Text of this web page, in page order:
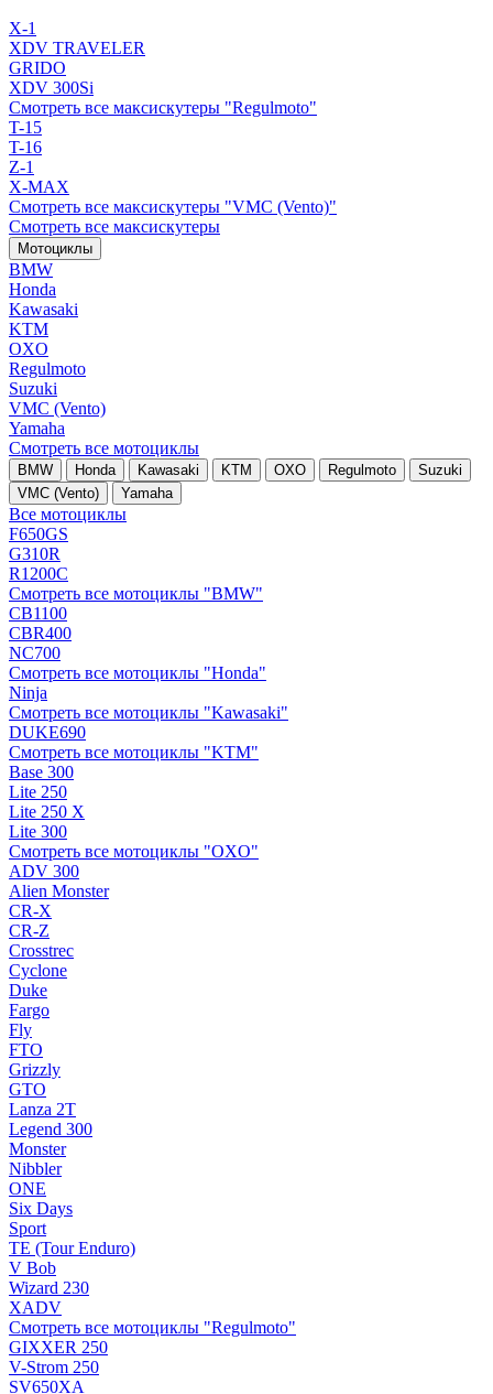
X-1
XDV TRAVELER
GRIDO
XDV 300Si
Смотреть все максискутеры "Regulmoto"
T-15
T-16
Z-1
X-MAX
Смотреть все максискутеры "VMC (Vento)"
Смотреть все максискутеры
Мотоциклы
BMW
Honda
Kawasaki
KTM
OXO
Regulmoto
Suzuki
VMC (Vento)
Yamaha
Смотреть все мотоциклы
BMW Honda Kawasaki KTM OXO Regulmoto
Suzuki
VMC (Vento)
Yamaha
Все мотоциклы
F650GS
G310R
R1200C
Смотреть все мотоциклы "BMW"
CB1100
CBR400
NC700
Смотреть все мотоциклы "Honda"
Ninja
Смотреть все мотоциклы "Kawasaki"
DUKE690
Смотреть все мотоциклы "KTM"
Base 300
Lite 250
Lite 250 X
Lite 300
Смотреть все мотоциклы "OXO"
ADV 300
Alien Monster
CR-X
CR-Z
Crosstrec
Cyclone
Duke
Fargo
Fly
FTO
Grizzly
GTO
Lanza 2T
Legend 300
Monster
Nibbler
ONE
Six Days
Sport
TE (Tour Enduro)
V Bob
Wizard 230
XADV
Смотреть все мотоциклы "Regulmoto"
GIXXER 250
V-Strom 250
SV650XA